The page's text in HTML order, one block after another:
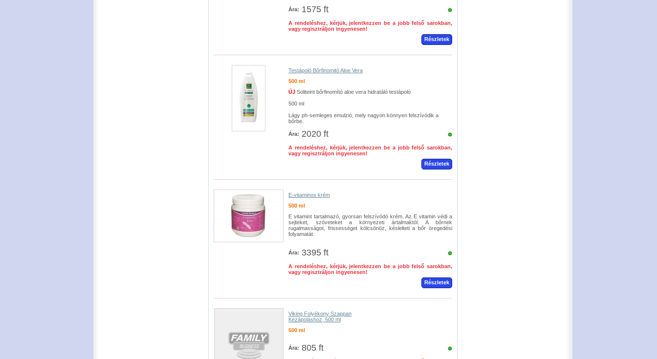
Ára: 1575 ft
A rendeléshez, kérjük, jelentkezzen be a jobb felső sarokban,
vagy regisztráljon ingyenesen!
Részletek
Testápoló Bőrfinomitó Aloe Vera
500 ml
ÚJ Soliteint bőrfinomító aloe vera hidratáló testápoló
500 ml
Lágy ph-semleges emulzió, mely nagyon könnyen felszívódik a
bőrbe.
Ára: 2020 ft
A rendeléshez, kérjük, jelentkezzen be a jobb felső sarokban,
vagy regisztráljon ingyenesen!
Részletek
E-vitaminos krém
500 ml
E vitamint tartalmazó, gyorsan felszívódó krém. Az E vitamin védi a
sejteket, szöveteket a környezeti ártalmaktól. A bőrnek
rugalmasságot, frissességet kölcsönöz, késlelteti a bőr öregedési
folyamatát.
Ára: 3395 ft
A rendeléshez, kérjük, jelentkezzen be a jobb felső sarokban,
vagy regisztráljon ingyenesen!
Részletek
Viking Folyékony Szappan
Kézápoláshoz, 500 ml
500 ml
Ára: 805 ft